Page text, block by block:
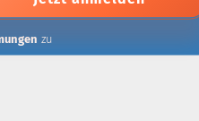
zu